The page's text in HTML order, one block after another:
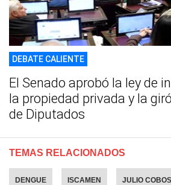
DEBATE CALIENTE
El Senado aprobó la ley de
la propiedad privada y la
de Diputados
TEMAS RELACIONADOS
DENGUE ISCAMEN JULIO COBOS